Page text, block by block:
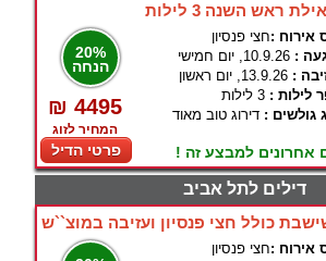
ראש השנה 3 לילות
20%
הנחה
₪ 4495
המחיר לזוג
פרטי הדיל
אירוח :חצי פנסיון
: 10.9.26, יום חמישי
: 13.9.26, יום ראשון
לילות : 3 לילות
גולשים : דירוג טוב מאוד
אחרונים למבצע זה !
דילים לתל אביב
אירוח :חצי פנסיון